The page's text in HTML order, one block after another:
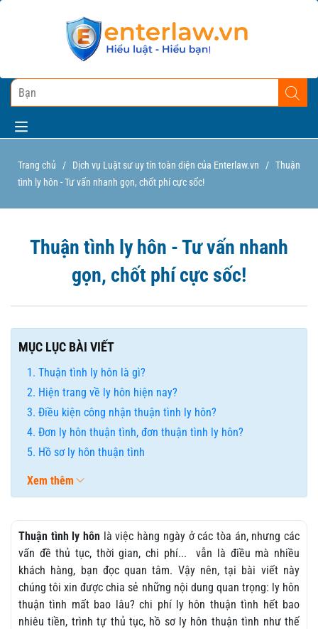
Trang chủ / Dịch vụ Luật sư uy tín toàn diện của Enterlaw.vn / Thuận
tình ly hôn - Tư vấn nhanh gọn, chốt phí cực sốc!
Thuận tình ly hôn - Tư vấn nhanh
gọn, chốt phí cực sốc!
MỤC LỤC BÀI VIẾT
Thuận tình ly hôn là gì?
Hiện trang về ly hôn hiện nay?
Điều kiện công nhận thuận tình ly hôn?
Đơn ly hôn thuận tình, đơn thuận tình ly hôn?
Hồ sơ ly hôn thuận tình
Xem thêm
Thuận tình ly hôn là việc hàng ngày ở các tòa án, nhưng các
vấn đề thủ tục, thời gian, chi phí... vẫn là điều mà nhiều
khách hàng, bạn đọc quan tâm. Vậy nên, tại bài viết này
chúng tôi xin được chia sẻ những nội dung quan trọng: ly hôn
thuận tình mất bao lâu? chi phí ly hôn thuận tình hết bao
nhiêu tiền, trình tự thủ tục, hồ sơ ly hôn thuận tình như thế